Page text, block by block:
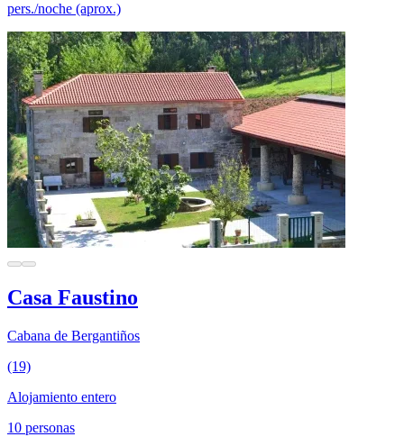
pers./noche (aprox.)
Casa Faustino
Cabana de Bergantiños
(19)
Alojamiento entero
10 personas